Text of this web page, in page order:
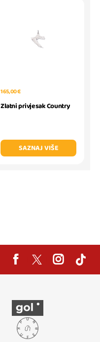
165,00 €
Zlatni privjesak Country
SAZNAJ VIŠE